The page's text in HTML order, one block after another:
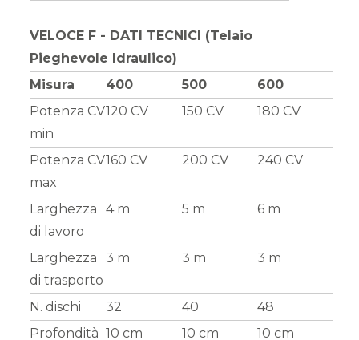
VELOCE F - DATI TECNICI (Telaio
Pieghevole Idraulico)
Misura
400 500
600
Potenza CV
min
120 CV 150 CV 180 CV
Potenza CV
max
160 CV 200 CV 240 CV
Larghezza
di lavoro
4 m 5 m 6 m
Larghezza
di trasporto
3 m 3 m 3 m
N. dischi 32 40
48
Profondità 10 cm 10 cm 10 cm